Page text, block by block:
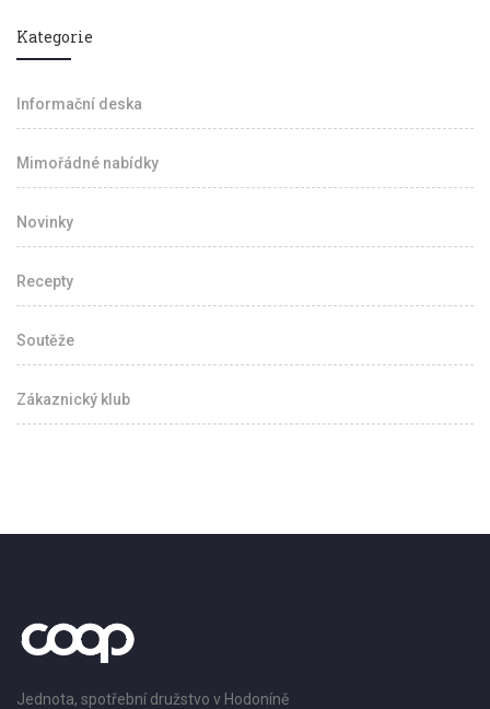
Kategorie
Informační deska
Mimořádné nabídky
Novinky
Recepty
Soutěže
Zákaznický klub
Jednota, spotřební družstvo v Hodoníně